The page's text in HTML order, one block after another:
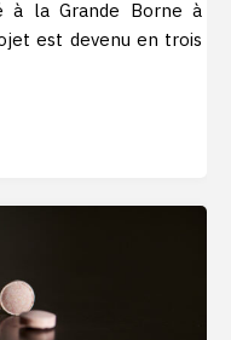
à la Grande Borne à
est devenu en trois